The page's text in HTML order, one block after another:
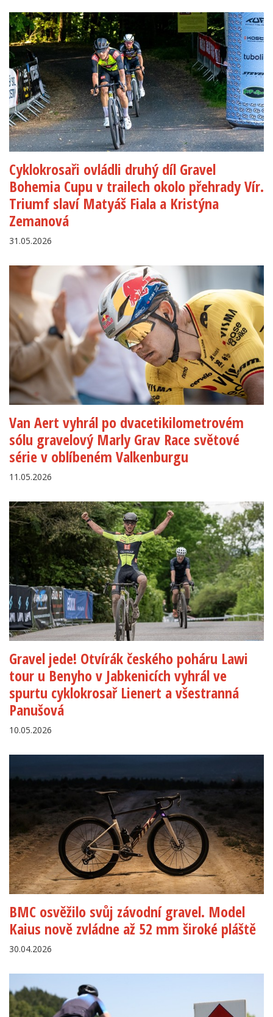
Cyklokrosaři ovládli druhý díl Gravel
Bohemia Cupu v trailech okolo přehrady Vír.
Triumf slaví Matyáš Fiala a Kristýna
Zemanová
31.05.2026
Van Aert vyhrál po dvacetikilometrovém
sólu gravelový Marly Grav Race světové
série v oblíbeném Valkenburgu
11.05.2026
Gravel jede! Otvírák českého poháru Lawi
tour u Benyho v Jabkenicích vyhrál ve
spurtu cyklokrosař Lienert a všestranná
Panušová
10.05.2026
BMC osvěžilo svůj závodní gravel. Model
Kaius nově zvládne až 52 mm široké pláště
30.04.2026